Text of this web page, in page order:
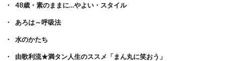
48歳・素のままに…やよい・スタイル
あろは～呼吸法
水のかたち
由歌利流★満タン人生のススメ「まん丸に笑おう」